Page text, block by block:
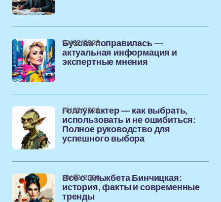
Бузова поправилась —
актуальная информация и
экспертные мнения
10/02/2026
Голлум актер — как выбрать,
использовать и не ошибиться:
Полное руководство для
успешного выбора
10/02/2026
Всё о Эльжбета Бинчицкая:
история, факты и современные
тренды
10/02/2026